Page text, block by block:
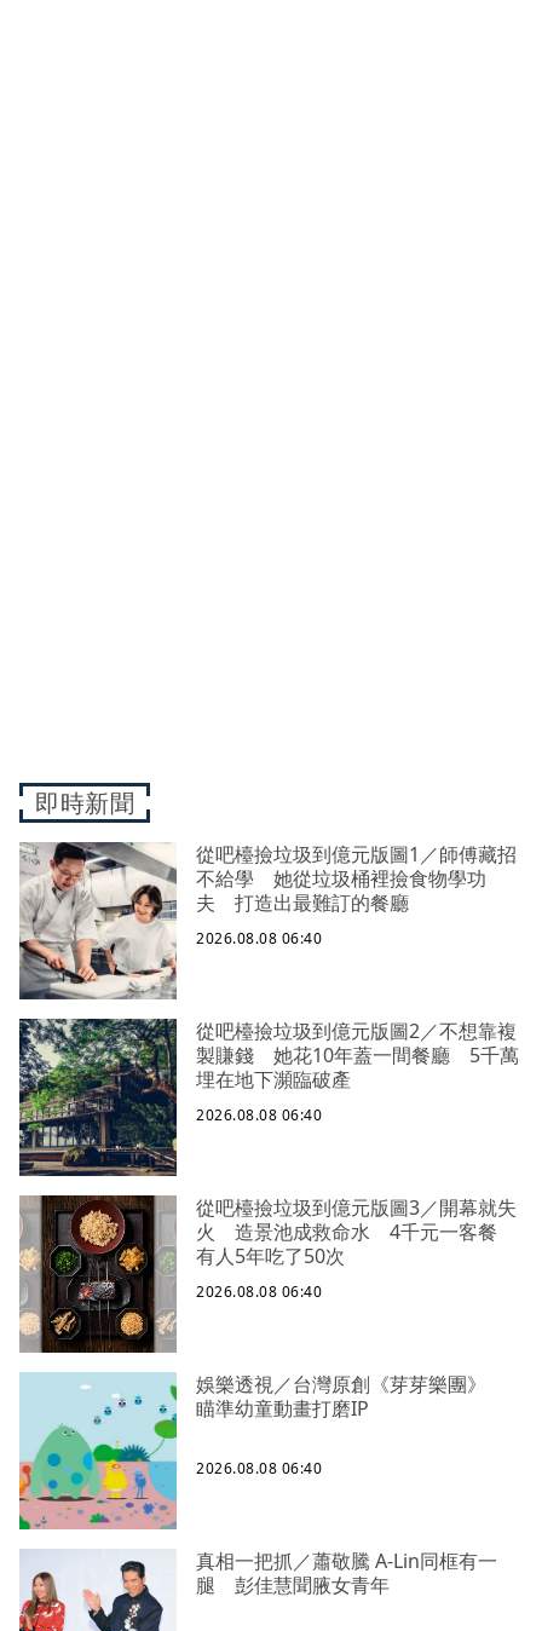
即時新聞
從吧檯撿垃圾到億元版圖1／師傅藏招
不給學 她從垃圾桶裡撿食物學功
夫 打造出最難訂的餐廳
2026.08.08 06:40
從吧檯撿垃圾到億元版圖2／不想靠複
製賺錢 她花10年蓋一間餐廳 5千萬
埋在地下瀕臨破產
2026.08.08 06:40
從吧檯撿垃圾到億元版圖3／開幕就失
火 造景池成救命水 4千元一客餐
有人5年吃了50次
2026.08.08 06:40
娛樂透視／台灣原創《芽芽樂團》
瞄準幼童動畫打磨IP
2026.08.08 06:40
真相一把抓／蕭敬騰 A-Lin同框有一
腿 彭佳慧聞腋女青年